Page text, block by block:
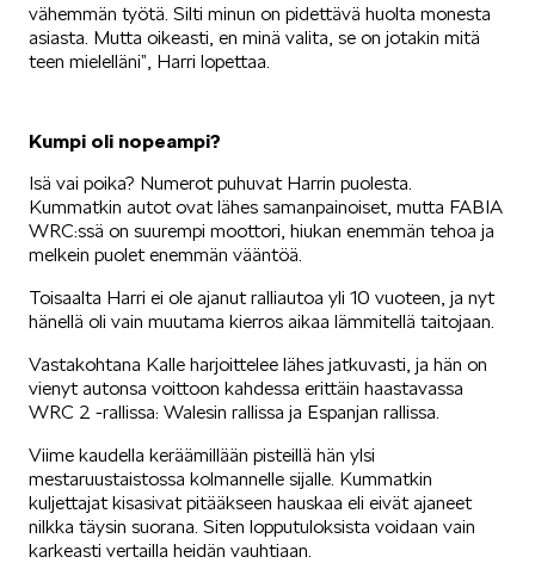
vähemmän työtä. Silti minun on pidettävä huolta monesta
asiasta. Mutta oikeasti, en minä valita, se on jotakin mitä
teen mielelläni”, Harri lopettaa.
Kumpi oli nopeampi?
Isä vai poika? Numerot puhuvat Harrin puolesta.
Kummatkin autot ovat lähes samanpainoiset, mutta FABIA
WRC:ssä on suurempi moottori, hiukan enemmän tehoa ja
melkein puolet enemmän vääntöä.
Toisaalta Harri ei ole ajanut ralliautoa yli 10 vuoteen, ja nyt
hänellä oli vain muutama kierros aikaa lämmitellä taitojaan.
Vastakohtana Kalle harjoittelee lähes jatkuvasti, ja hän on
vienyt autonsa voittoon kahdessa erittäin haastavassa
WRC 2 -rallissa: Walesin rallissa ja Espanjan rallissa.
Viime kaudella keräämillään pisteillä hän ylsi
mestaruustaistossa kolmannelle sijalle. Kummatkin
kuljettajat kisasivat pitääkseen hauskaa eli eivät ajaneet
nilkka täysin suorana. Siten lopputuloksista voidaan vain
karkeasti vertailla heidän vauhtiaan.